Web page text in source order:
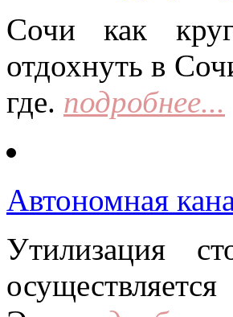
Сочи как
отдохнуть в
где. подробнее...
Автономная
Утилизация